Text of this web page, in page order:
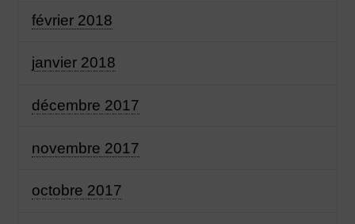
février 2018
janvier 2018
décembre 2017
novembre 2017
octobre 2017